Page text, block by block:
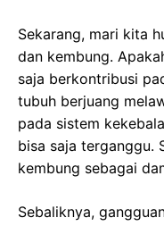
Sekarang, mari kita
dan kembung.
saja berkontribusi
tubuh berjuang
pada sistem
bisa saja terganggu.
kembung sebagai
Sebaliknya,